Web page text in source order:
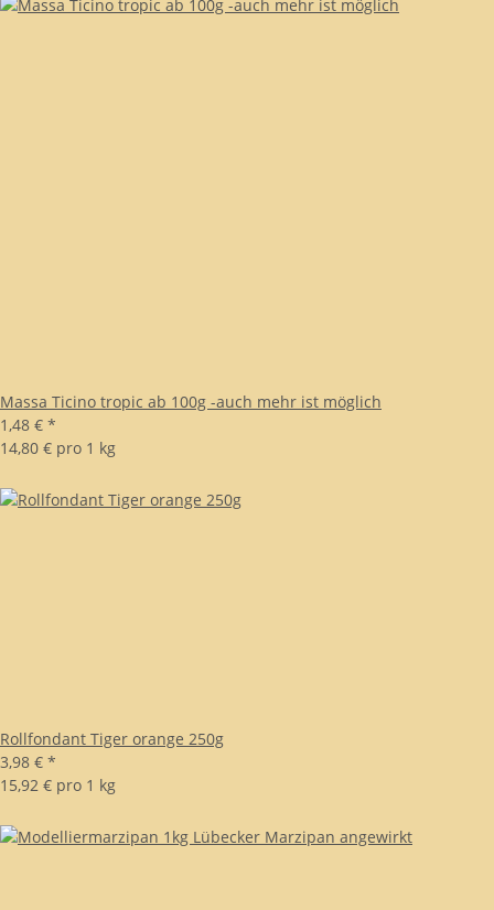
Massa Ticino tropic ab 100g -auch mehr ist möglich
1,48 € *
14,80 € pro 1 kg
Rollfondant Tiger orange 250g
3,98 € *
15,92 € pro 1 kg